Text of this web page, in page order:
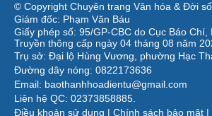
© Copyright Chuyên trang Văn hóa & Đời
Giám đốc: Phạm Văn Báu
Giấy phép số: 95/GP-CBC do Cục Báo Chí,
Truyền thông cấp ngày 04 tháng 08 năm
Trụ sở: Đại lộ Hùng Vương, phường Hạc
Đường dây nóng: 0822173636
Email: baothanhhoadientu@gmail.com
Liên hệ QC: 02373858885.
Điều khoản sử dụng | Chính sách bảo mật |